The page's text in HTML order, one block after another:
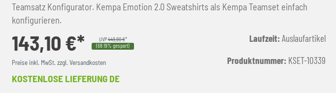
Teamsatz Konfigurator. Kempa Emotion 2.0 Sweatshirts als Kempa Teamset einfach
konfigurieren.
143,10 €* UVP449,90 €*
(68.19% gespart)
Preise inkl. MwSt. zzgl. Versandkosten
Laufzeit: Auslaufartikel
Produktnummer: KSET-10339
KOSTENLOSE LIEFERUNG DE